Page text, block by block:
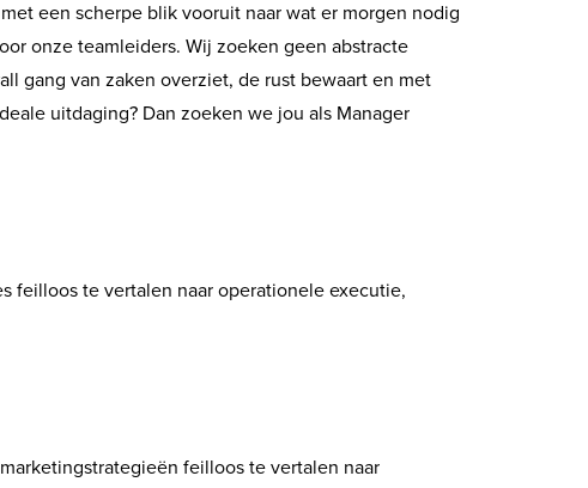
een scherpe blik vooruit naar wat er morgen nodig
onze teamleiders. Wij zoeken geen abstracte
gang van zaken overziet, de rust bewaart en met
uitdaging? Dan zoeken we jou als Manager
feilloos te vertalen naar operationele executie,
feilloos te vertalen naar